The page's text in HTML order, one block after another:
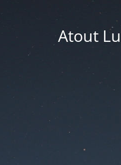
Atout